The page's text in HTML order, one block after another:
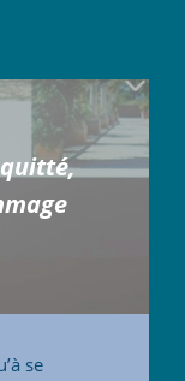
quitté,
se